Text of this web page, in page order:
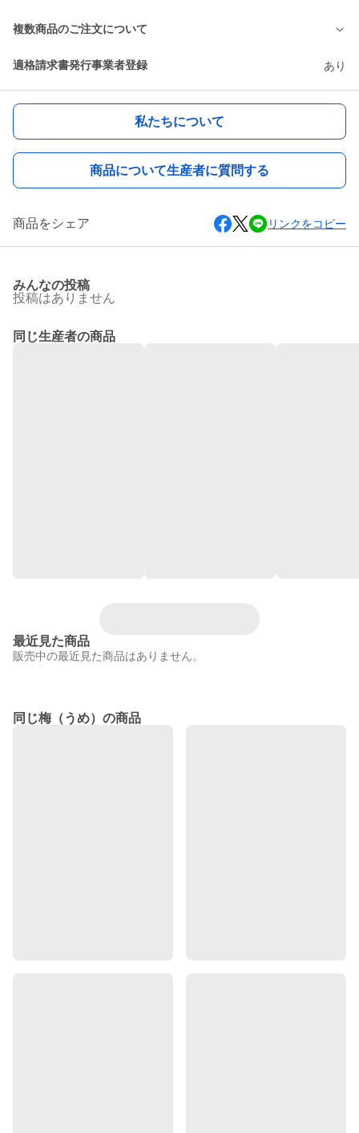
複数商品のご注文について
適格請求書発行事業者登録 あり
私たちについて
商品について生産者に質問する
商品をシェア リンクをコピー
みんなの投稿
投稿はありません
同じ生産者の商品
最近見た商品
販売中の最近見た商品はありません。
同じ梅（うめ）の商品